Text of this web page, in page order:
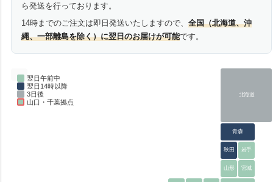
ら発送を行っております。
14時までのご注文は即日発送いたしますので、全国（北海道、沖
縄、一部離島を除く）に翌日のお届けが可能です。
翌日午前中
翌日14時以降
3日後
山口・千葉拠点
北海道
青森
秋田 岩手
山形 宮城